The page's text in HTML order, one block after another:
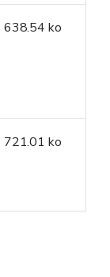
638.54 ko
721.01 ko